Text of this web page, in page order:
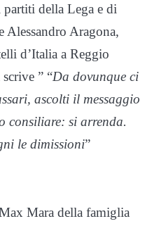
della Lega e di
Alessandro Aragona,
d’Italia a Reggio
” “Da dovunque ci
ascolti il messaggio
consiliare: si arrenda.
le dimissioni”
Mara della famiglia